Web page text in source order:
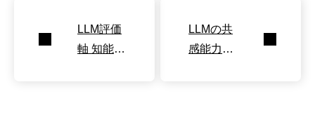
LLM評価
軸 知能か
LLMの共
感能力向